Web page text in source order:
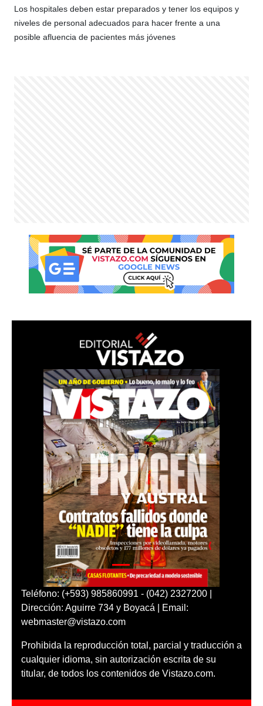
Los hospitales deben estar preparados y tener los equipos y
niveles de personal adecuados para hacer frente a una
posible afluencia de pacientes más jóvenes
Teléfono: (+593) 985860991 - (042) 2327200 |
Dirección: Aguirre 734 y Boyacá | Email:
webmaster@vistazo.com
Prohibida la reproducción total, parcial y traducción a
cualquier idioma, sin autorización escrita de su
titular, de todos los contenidos de Vistazo.com.